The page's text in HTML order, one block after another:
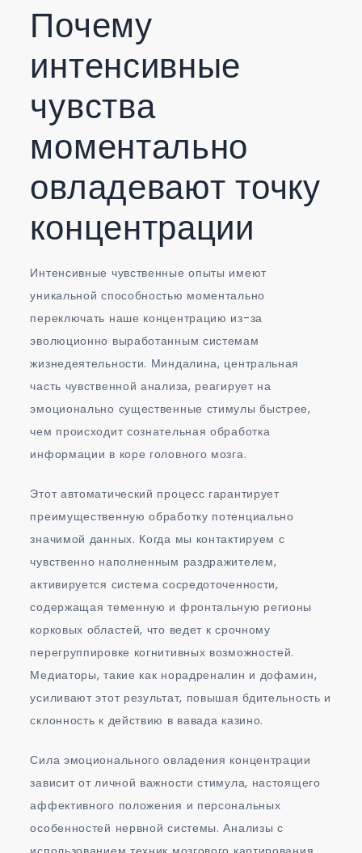
Почему
интенсивные
чувства
моментально
овладевают точку
концентрации
Интенсивные чувственные опыты имеют
уникальной способностью моментально
переключать наше концентрацию из-за
эволюционно выработанным системам
жизнедеятельности. Миндалина, центральная
часть чувственной анализа, реагирует на
эмоционально существенные стимулы быстрее,
чем происходит сознательная обработка
информации в коре головного мозга.
Этот автоматический процесс гарантирует
преимущественную обработку потенциально
значимой данных. Когда мы контактируем с
чувственно наполненным раздражителем,
активируется система сосредоточенности,
содержащая теменную и фронтальную регионы
корковых областей, что ведет к срочному
перегруппировке когнитивных возможностей.
Медиаторы, такие как норадреналин и дофамин,
усиливают этот результат, повышая бдительность и
склонность к действию в вавада казино.
Сила эмоционального овладения концентрации
зависит от личной важности стимула, настоящего
аффективного положения и персональных
особенностей нервной системы. Анализы с